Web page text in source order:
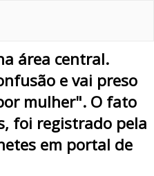
área central.
e vai preso
mulher". O fato
foi registrado pela
em portal de